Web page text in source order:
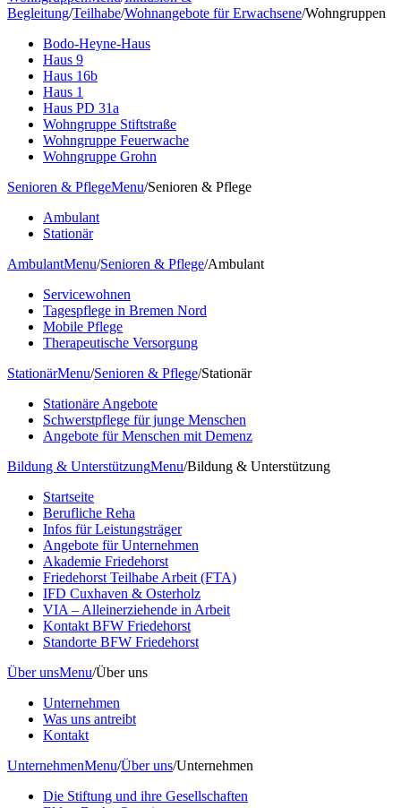
Begleitung/Teilhabe/Wohnangebote für Erwachsene/Wohngruppen
Bodo-Heyne-Haus
Haus 9
Haus 16b
Haus 1
Haus PD 31a
Wohngruppe Stiftstraße
Wohngruppe Feuerwache
Wohngruppe Grohn
Senioren & PflegeMenu/Senioren & Pflege
Ambulant
Stationär
AmbulantMenu/Senioren & Pflege/Ambulant
Servicewohnen
Tagespflege in Bremen Nord
Mobile Pflege
Therapeutische Versorgung
StationärMenu/Senioren & Pflege/Stationär
Stationäre Angebote
Schwerstpflege für junge Menschen
Angebote für Menschen mit Demenz
Bildung & UnterstützungMenu/Bildung & Unterstützung
Startseite
Berufliche Reha
Infos für Leistungsträger
Angebote für Unternehmen
Akademie Friedehorst
Friedehorst Teilhabe Arbeit (FTA)
IFD Cuxhaven & Osterholz
VIA – Alleinerziehende in Arbeit
Kontakt BFW Friedehorst
Standorte BFW Friedehorst
Über unsMenu/Über uns
Unternehmen
Was uns antreibt
Kontakt
UnternehmenMenu/Über uns/Unternehmen
Die Stiftung und ihre Gesellschaften